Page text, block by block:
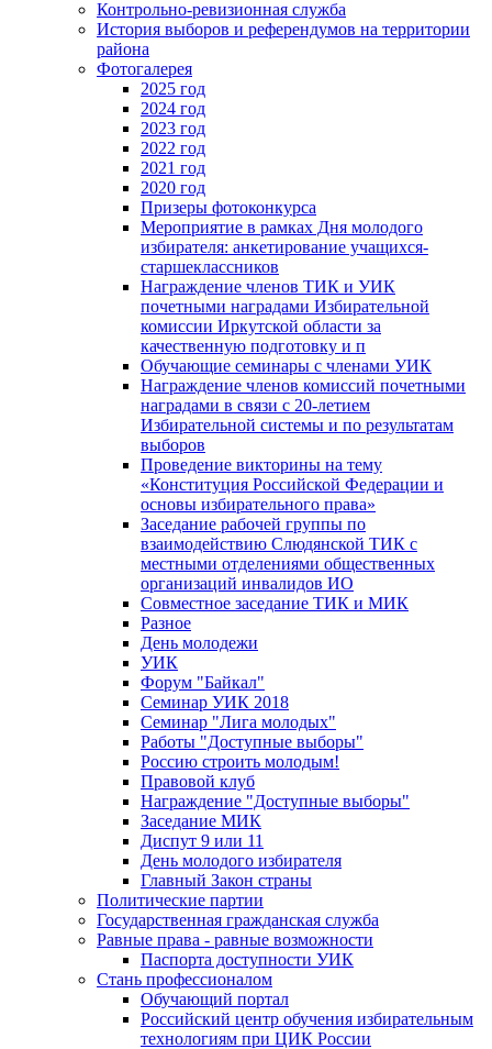
Контрольно-ревизионная служба
История выборов и референдумов на территории
района
Фотогалерея
2025 год
2024 год
2023 год
2022 год
2021 год
2020 год
Призеры фотоконкурса
Мероприятие в рамках Дня молодого
избирателя: анкетирование учащихся-
старшеклассников
Награждение членов ТИК и УИК
почетными наградами Избирательной
комиссии Иркутской области за
качественную подготовку и п
Обучающие семинары с членами УИК
Награждение членов комиссий почетными
наградами в связи с 20-летием
Избирательной системы и по результатам
выборов
Проведение викторины на тему
«Конституция Российской Федерации и
основы избирательного права»
Заседание рабочей группы по
взаимодействию Слюдянской ТИК с
местными отделениями общественных
организаций инвалидов ИО
Совместное заседание ТИК и МИК
Разное
День молодежи
УИК
Форум "Байкал"
Семинар УИК 2018
Семинар "Лига молодых"
Работы "Доступные выборы"
Россию строить молодым!
Правовой клуб
Награждение "Доступные выборы"
Заседание МИК
Диспут 9 или 11
День молодого избирателя
Главный Закон страны
Политические партии
Государственная гражданская служба
Равные права - равные возможности
Паспорта доступности УИК
Стань профессионалом
Обучающий портал
Российский центр обучения избирательным
технологиям при ЦИК России